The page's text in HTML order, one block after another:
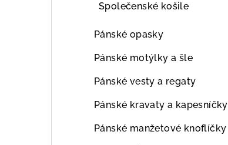
Společenské košile
Pánské opasky
Pánské motýlky a šle
Pánské vesty a regaty
Pánské kravaty a kapesníčky
Pánské manžetové knoflíčky